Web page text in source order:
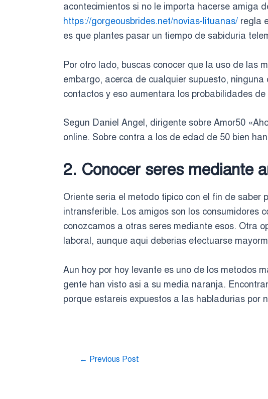
acontecimientos si no le importa hacerse amiga
https://gorgeousbrides.net/novias-lituanas/ regla
es que plantes pasar un tiempo de sabiduria
Por otro lado, buscas conocer que la uso de las
embargo, acerca de cualquier supuesto,
contactos y eso aumentara los probabilidades de
Segun Daniel Angel, dirigente sobre Amor50
online. Sobre contra a los de edad de 50 bien
2. Conocer seres mediante
Oriente seri­a el metodo tipico con el fin de saber
intransferible. Los amigos son los consumidores
conozcamos a otras seres mediante esos. Otra
laboral, aunque aqui deberias efectuarse
Aun hoy por hoy levante es uno de los metodos
gente han visto asi a su media naranja.
porque estareis expuestos a las habladurias por
← Previous Post